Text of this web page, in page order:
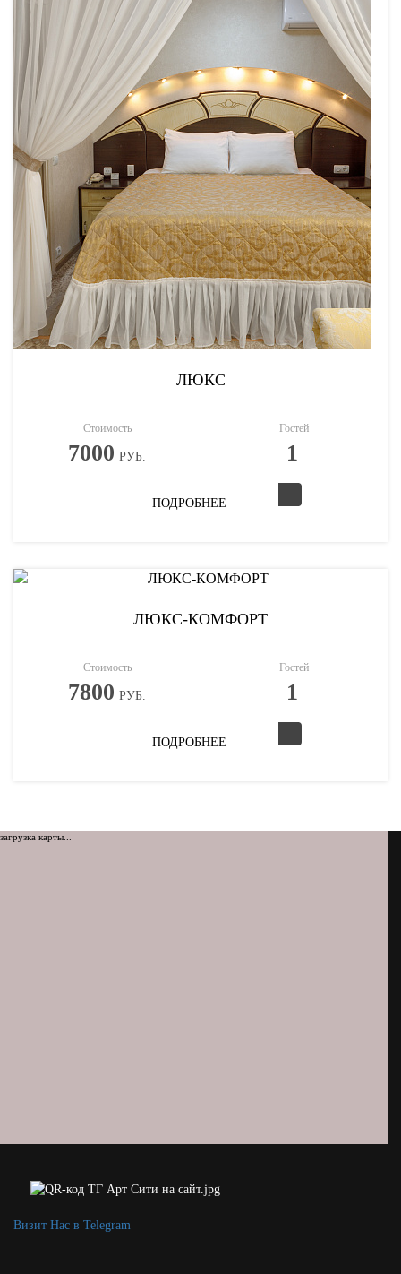
ЛЮКС
Стоимость
7000 РУБ.
Гостей
1
ПОДРОБНЕЕ
ЛЮКС-КОМФОРТ
Стоимость
7800 РУБ.
Гостей
1
ПОДРОБНЕЕ
загрузка карты...
Визит Нас в Telegram